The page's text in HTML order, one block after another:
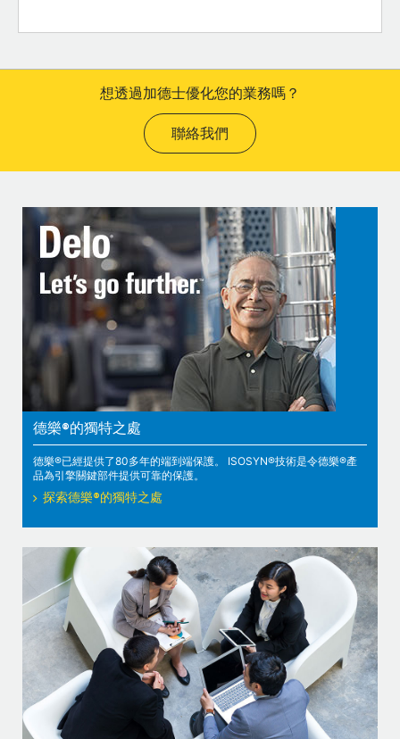
想透過加德士優化您的業務嗎？
聯絡我們
德樂®的獨特之處
德樂®已經提供了80多年的端到端保護。 ISOSYN®技術是令德樂®產
品為引擎關鍵部件提供可靠的保護。
探索德樂®的獨特之處